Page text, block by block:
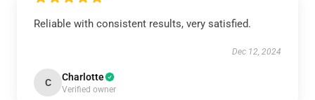
Reliable with consistent results, very satisfied.
Dec 12, 2024
C Charlotte
Verified owner